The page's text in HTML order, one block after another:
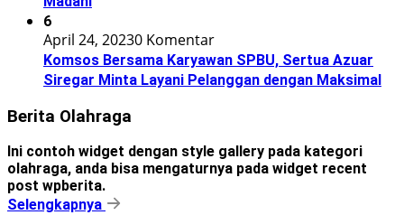
6
April 24, 20230 Komentar
Komsos Bersama Karyawan SPBU, Sertua Azuar
Siregar Minta Layani Pelanggan dengan Maksimal
Berita Olahraga
Ini contoh widget dengan style gallery pada kategori
olahraga, anda bisa mengaturnya pada widget recent
post wpberita.
Selengkapnya